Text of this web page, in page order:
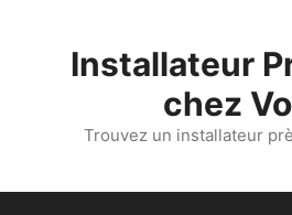
Installateur
chez
Trouvez un installateur